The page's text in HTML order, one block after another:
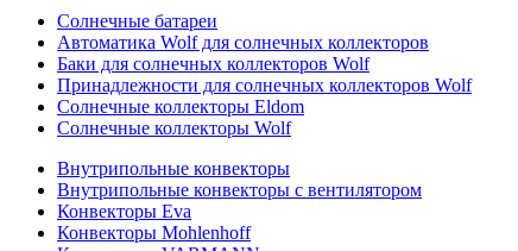
Солнечные батареи
Автоматика Wolf для солнечных коллекторов
Баки для солнечных коллекторов Wolf
Принадлежности для солнечных коллекторов Wolf
Солнечные коллекторы Eldom
Солнечные коллекторы Wolf
Внутрипольные конвекторы
Внутрипольные конвекторы с вентилятором
Конвекторы Eva
Конвекторы Mohlenhoff